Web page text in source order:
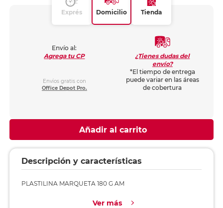
Exprés Domicilio Tienda
Envío al:
Agrega tu CP
Envíos gratis con
Office Depot Pro.
¿Tienes dudas del
envío?
*El tiempo de entrega
puede variar en las áreas
de cobertura
Añadir al carrito
Descripción y características
PLASTILINA MARQUETA 180 G AM
Ver más